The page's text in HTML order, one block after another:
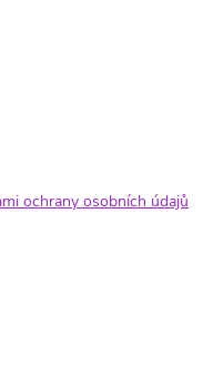
ochrany osobních údajů